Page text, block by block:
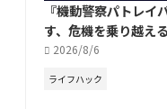
『機動警察パトレイ
す、危機を乗り越え
2026/8/6
ライフハック